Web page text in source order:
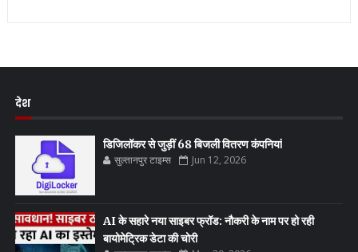
देश
डिजिलॉकर से जुड़ीं 68 बिजली वितरण कंपनियां
सुल्तानपुर टाइम्स Jun 12, 2026
AI के सहारे नया साइबर फ्रॉड: नौकरी के नाम पर हो रही
बायोमेट्रिक डेटा की चोरी